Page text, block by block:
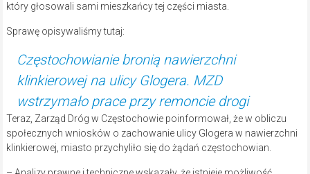
który głosowali sami mieszkańcy tej części miasta.
Sprawę opisywaliśmy tutaj:
Częstochowianie bronią nawierzchni
klinkierowej na ulicy Glogera. MZD
wstrzymało prace przy remoncie drogi
Teraz, Zarząd Dróg w Częstochowie poinformował, że w obliczu
społecznych wniosków o zachowanie ulicy Glogera w nawierzchni
klinkierowej, miasto przychyliło się do żądań częstochowian.